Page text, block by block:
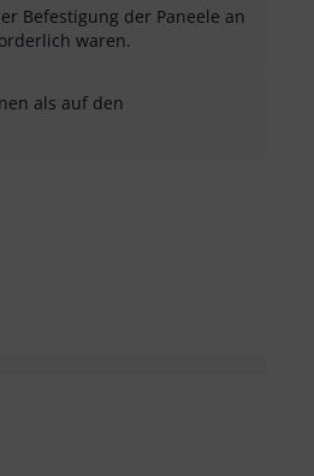
Befestigung der Paneele an
waren.
als auf den